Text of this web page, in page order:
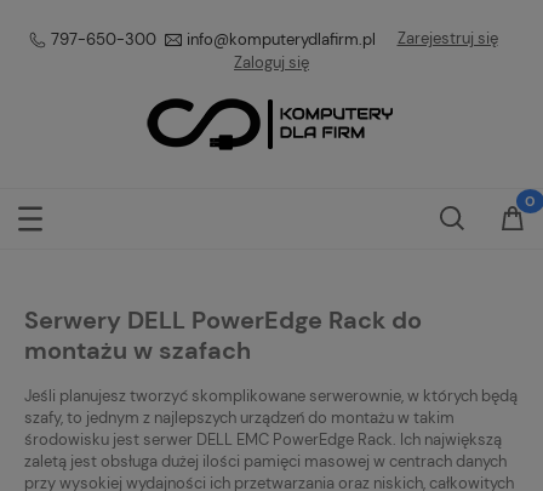
797-650-300 info@komputerydlafirm.pl
Zarejestruj się
Zaloguj się
Serwery DELL PowerEdge Rack do
montażu w szafach
Jeśli planujesz tworzyć skomplikowane serwerownie, w których będą
szafy, to jednym z najlepszych urządzeń do montażu w takim
środowisku jest serwer DELL EMC PowerEdge Rack. Ich największą
zaletą jest obsługa dużej ilości pamięci masowej w centrach danych
przy wysokiej wydajności ich przetwarzania oraz niskich, całkowitych